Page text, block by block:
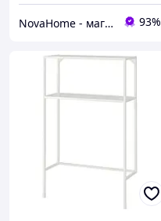
NovaHome - магазин товарів для дому і не тільки 93%